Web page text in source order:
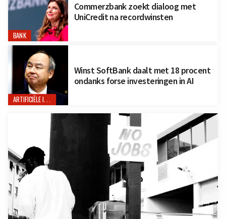
BANK
Commerzbank zoekt dialoog met
UniCredit na recordwinsten
ARTIFICIËLE INTELLIGENTIE
Winst SoftBank daalt met 18 procent
ondanks forse investeringen in AI